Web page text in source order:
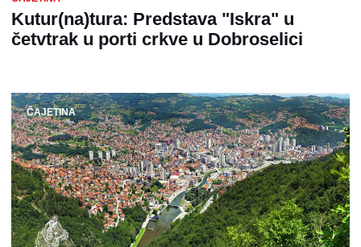
Kutur(na)tura: Predstava "Iskra" u
četvtrak u porti crkve u Dobroselici
ČAJETINA